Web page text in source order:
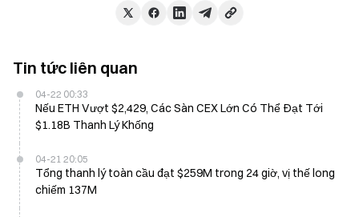
Tin tức liên quan
04-22 00:33
Nếu ETH Vượt $2,429, Các Sàn CEX Lớn Có Thể Đạt Tới
$1.18B Thanh Lý Khống
04-21 20:05
Tổng thanh lý toàn cầu đạt $259M trong 24 giờ, vị thế long
chiếm 137M